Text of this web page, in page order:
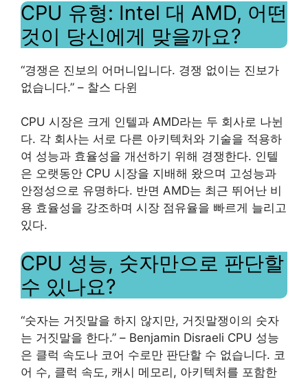
CPU 유형: Intel 대 AMD, 어떤
것이 당신에게 맞을까요?
“경쟁은 진보의 어머니입니다. 경쟁 없이는 진보가
없습니다.” – 찰스 다윈
CPU 시장은 크게 인텔과 AMD라는 두 회사로 나뉜
다. 각 회사는 서로 다른 아키텍처와 기술을 적용하
여 성능과 효율성을 개선하기 위해 경쟁한다. 인텔
은 오랫동안 CPU 시장을 지배해 왔으며 고성능과
안정성으로 유명하다. 반면 AMD는 최근 뛰어난 비
용 효율성을 강조하며 시장 점유율을 빠르게 늘리고
있다.
CPU 성능, 숫자만으로 판단할
수 있나요?
“숫자는 거짓말을 하지 않지만, 거짓말쟁이의 숫자
는 거짓말을 한다.” – Benjamin Disraeli CPU 성능
은 클럭 속도나 코어 수로만 판단할 수 없습니다. 코
어 수, 클럭 속도, 캐시 메모리, 아키텍처를 포함한